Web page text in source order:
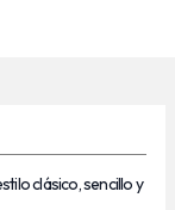
clásico, sencillo y